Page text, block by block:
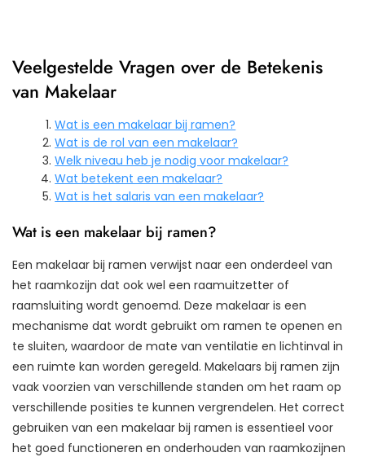
Veelgestelde Vragen over de Betekenis
van Makelaar
Wat is een makelaar bij ramen?
Wat is de rol van een makelaar?
Welk niveau heb je nodig voor makelaar?
Wat betekent een makelaar?
Wat is het salaris van een makelaar?
Wat is een makelaar bij ramen?
Een makelaar bij ramen verwijst naar een onderdeel van
het raamkozijn dat ook wel een raamuitzetter of
raamsluiting wordt genoemd. Deze makelaar is een
mechanisme dat wordt gebruikt om ramen te openen en
te sluiten, waardoor de mate van ventilatie en lichtinval in
een ruimte kan worden geregeld. Makelaars bij ramen zijn
vaak voorzien van verschillende standen om het raam op
verschillende posities te kunnen vergrendelen. Het correct
gebruiken van een makelaar bij ramen is essentieel voor
het goed functioneren en onderhouden van raamkozijnen